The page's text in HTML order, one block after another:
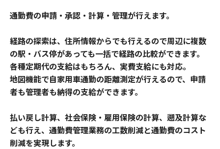
通勤費の申請・承認・計算・管理が行えます。
経路の探索は、住所情報からでも行えるので周辺に複数
の駅・バス停があっても一括で経路の比較ができます。
各種定期代の支給はもちろん、実費支給にも対応。
地図機能で自家用車通勤の距離測定が行えるので、申請
者も管理者も納得の支給ができます。
払い戻し計算、社会保険・雇用保険の計算、遡及計算な
ども行え、通勤費管理業務の工数削減と通勤費のコスト
削減を実現します。